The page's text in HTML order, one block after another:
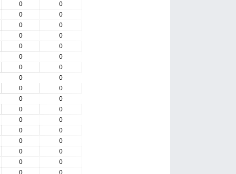
0
0
0
0
0
0
0
0
0
0
0
0
0
0
0
0
0
0
0
0
0
0
0
0
0
0
0
0
0
0
0
0
0
0